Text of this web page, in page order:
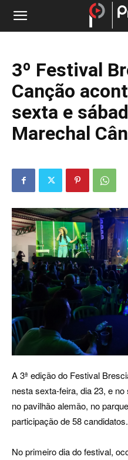
3º Festival
Canção
sexta e
Marechal
A 3ª edição do Festival
nesta sexta-feira, dia 23, e
no pavilhão alemão, no
participação de 58 candidatos.
No primeiro dia do festival,